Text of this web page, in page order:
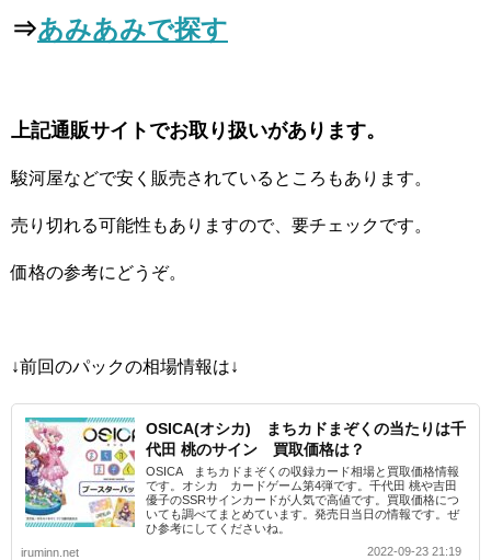
⇒あみあみで探す
上記通販サイトでお取り扱いがあります。
駿河屋などで安く販売されているところもあります。
売り切れる可能性もありますので、要チェックです。
価格の参考にどうぞ。
↓前回のパックの相場情報は↓
OSICA(オシカ) まちカドまぞくの当たりは千
代田 桃のサイン 買取価格は？
OSICA まちカドまぞくの収録カード相場と買取価格情報
です。オシカ カードゲーム第4弾です。千代田 桃や吉田
優子のSSRサインカードが人気で高値です。買取価格につ
いても調べてまとめています。発売日当日の情報です。ぜ
ひ参考にしてくださいね。
iruminn.net
2022-09-23 21:19